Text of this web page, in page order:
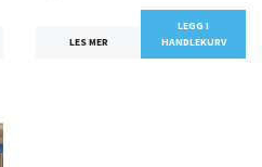
LES MER
LEGG I
HANDLEKURV